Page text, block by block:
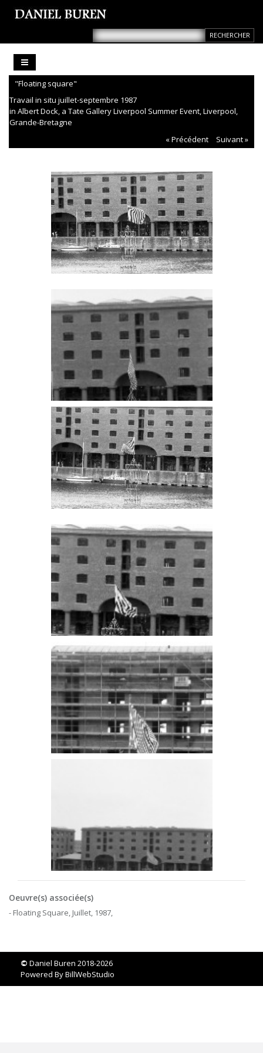
"Floating square"
Travail in situ juillet-septembre 1987
in Albert Dock, a Tate Gallery Liverpool Summer Event, Liverpool,
Grande-Bretagne
« Précédent
Suivant »
Oeuvre(s) associée(s)
- Floating Square, Juillet, 1987,
© Daniel Buren 2018-2026
Powered ByBillWebStudio